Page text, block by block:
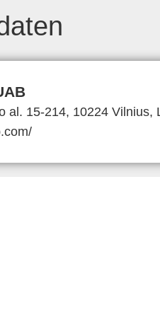
al. 15-214, 10224 Vilnius,